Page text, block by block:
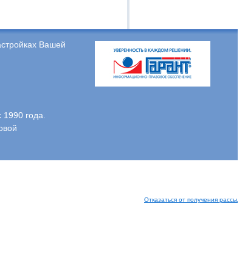
Вашей
года.
Отказаться от получения